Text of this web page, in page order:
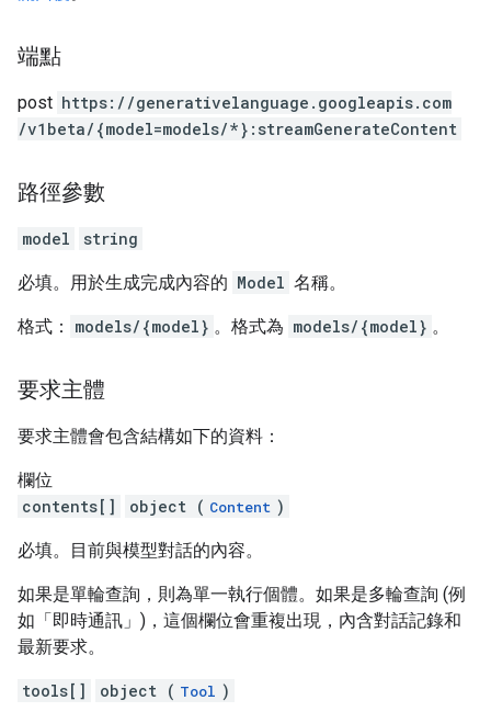
端點
post https: / /generativelanguage.googleapis.com
/v1beta/{model=models/*}:streamGenerateContent
路徑參數
model string
必填。用於生成完成內容的 Model 名稱。
格式： models/{model} 。格式為 models/{model} 。
要求主體
要求主體會包含結構如下的資料：
欄位
contents[]
object ( Content )
必填。目前與模型對話的內容。
如果是單輪查詢，則為單一執行個體。如果是多輪查詢 (例
如「即時通訊」 )，這個欄位會重複出現，內含對話記錄和
最新要求。
tools[] object ( Tool )